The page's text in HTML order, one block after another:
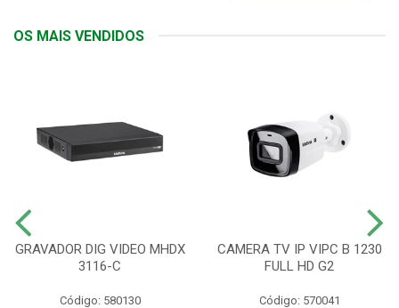
OS MAIS VENDIDOS
GRAVADOR DIG VIDEO MHDX
3116-C
Código: 580130
CAMERA TV IP VIPC B 1230
FULL HD G2
Código: 570041